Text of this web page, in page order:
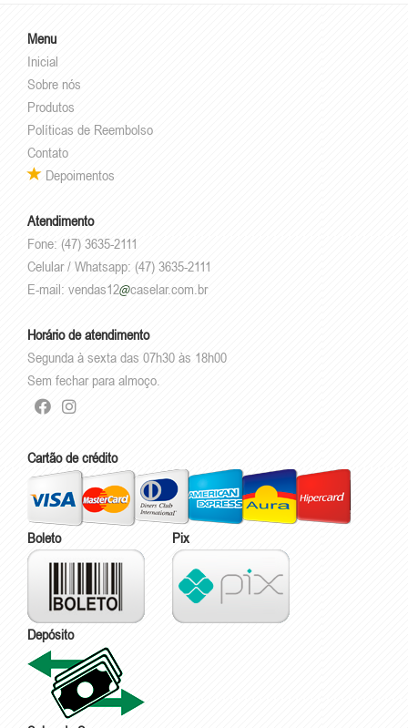
Menu
Inicial
Sobre nós
Produtos
Políticas de Reembolso
Contato
Depoimentos
Atendimento
Fone: (47) 3635-2111
Celular / Whatsapp: (47) 3635-2111
E-mail: vendas12 caselar.com.br
Horário de atendimento
Segunda à sexta das 07h30 às 18h00
Sem fechar para almoço.
Cartão de crédito
Boleto Pix
Depósito